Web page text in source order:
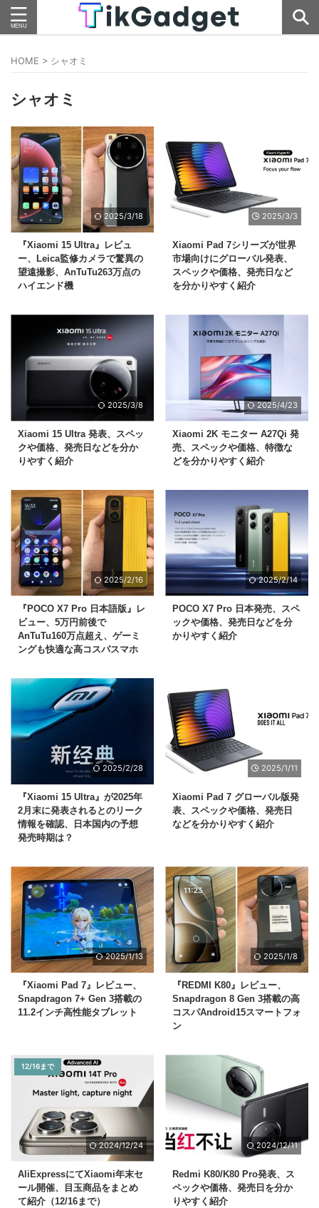
HOME > シャオミ
シャオミ
2025/3/18
『Xiaomi 15 Ultra』レビュ
ー、Leica監修カメラで驚異の
望遠撮影、AnTuTu263万点の
ハイエンド機
2025/3/3
Xiaomi Pad 7シリーズが世界
市場向けにグローバル発表、
スペックや価格、発売日など
を分かりやすく紹介
2025/3/8
Xiaomi 15 Ultra 発表、スペッ
クや価格、発売日などを分か
りやすく紹介
2025/4/23
Xiaomi 2K モニター A27Qi 発
売、スペックや価格、特徴な
どを分かりやすく紹介
2025/2/16
『POCO X7 Pro 日本語版』レ
ビュー、5万円前後で
AnTuTu160万点超え、ゲーミ
ングも快適な高コスパスマホ
2025/2/14
POCO X7 Pro 日本発売、スペ
ックや価格、発売日などを分
かりやすく紹介
2025/2/28
『Xiaomi 15 Ultra』が2025年
2月末に発表されるとのリーク
情報を確認、日本国内の予想
発売時期は？
2025/1/11
Xiaomi Pad 7 グローバル版発
表、スペックや価格、発売日
などを分かりやすく紹介
2025/1/13
『Xiaomi Pad 7』レビュー、
Snapdragon 7+ Gen 3搭載の
11.2インチ高性能タブレット
2025/1/8
『REDMI K80』レビュー、
Snapdragon 8 Gen 3搭載の高
コスパAndroid15スマートフォ
ン
12/16まで
2024/12/24
AliExpressにてXiaomi年末セ
ール開催、目玉商品をまとめ
て紹介（12/16まで）
2024/12/11
Redmi K80/K80 Pro発表、ス
ペックや価格、発売日を分か
りやすく紹介